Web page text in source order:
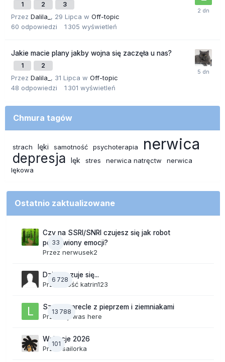
1 2 3
Przez Dalila_ , 29 Lipca w Off-topic
60 odpowiedzi 1 305 wyświetleń
Jakie macie plany jakby wojna się zaczęła u nas?
1 2
Przez Dalila_ , 31 Lipca w Off-topic
48 odpowiedzi 1 301 wyświetleń
Chmura tagów
strach lęki samotność psychoterapia nerwica
depresja lęk stres nerwica natręctw
nerwica
lękowa
Ostatnio zaktualizowane
33
Czy na SSRI/SNRI czujesz się jak robot
pozbawiony emocji?
Przez nerwusek2
6 728
Dzisiaj czuje się...
Przez Gość katrin123
13 788
Szalone precle z pieprzem i ziemniakami
Przez lily was here
101
Wakacje 2026
Przez sailorka